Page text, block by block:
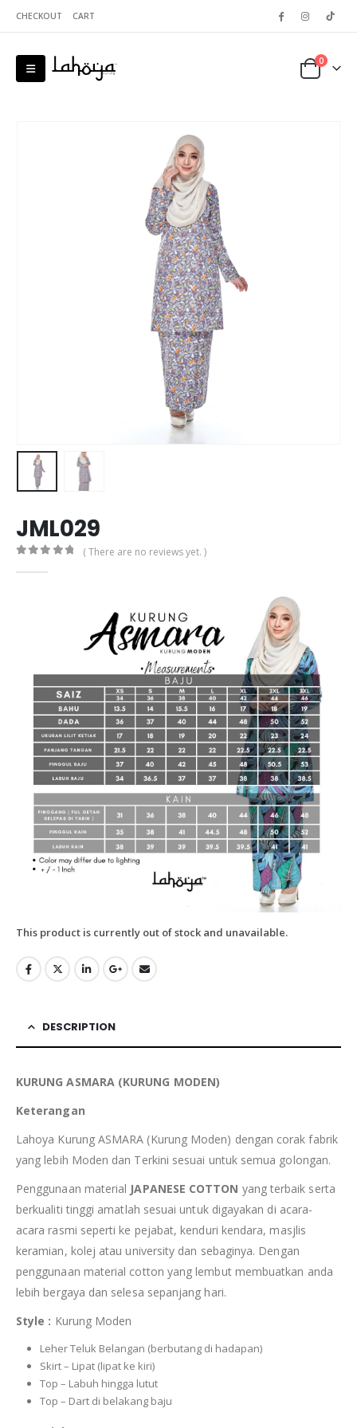
CHECKOUT CART
0
JML029
( There are no reviews yet. )
This product is currently out of stock and unavailable.
DESCRIPTION
KURUNG ASMARA (KURUNG MODEN)
Keterangan
Lahoya Kurung ASMARA (Kurung Moden) dengan corak fabrik
yang lebih Moden dan Terkini sesuai untuk semua golongan.
Penggunaan material JAPANESE COTTON yang terbaik serta
berkualiti tinggi amatlah sesuai untuk digayakan di acara-
acara rasmi seperti ke pejabat, kenduri kendara, masjlis
keramian, kolej atau university dan sebaginya. Dengan
penggunaan material cotton yang lembut membuatkan anda
lebih bergaya dan selesa sepanjang hari.
Style : Kurung Moden
Leher Teluk Belangan (berbutang di hadapan)
Skirt – Lipat (lipat ke kiri)
Top – Labuh hingga lutut
Top – Dart di belakang baju